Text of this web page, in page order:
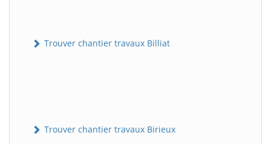
Trouver chantier travaux Billiat
Trouver chantier travaux Birieux